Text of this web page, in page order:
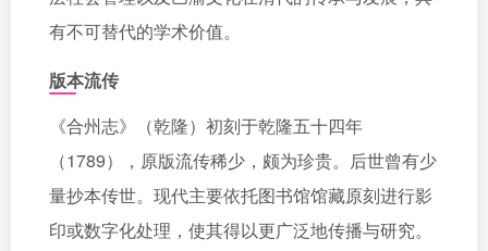
有不可替代的学术价值。
版本流传
《合州志》（乾隆）初刻于乾隆五十四年
（1789），原版流传稀少，颇为珍贵。后世曾有少
量抄本传世。现代主要依托图书馆馆藏原刻进行影
印或数字化处理，使其得以更广泛地传播与研究。